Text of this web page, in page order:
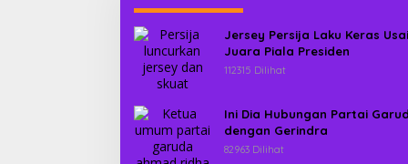
Jersey Persija Laku Keras Usai
Juara Piala Presiden
112315 Dilihat
Ini Dia Hubungan Partai
dengan Gerindra
82963 Dilihat